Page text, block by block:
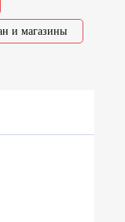
и магазины